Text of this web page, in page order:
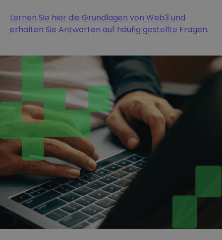
Lernen Sie hier die Grundlagen von Web3 und
erhalten Sie Antworten auf häufig gestellte Fragen.